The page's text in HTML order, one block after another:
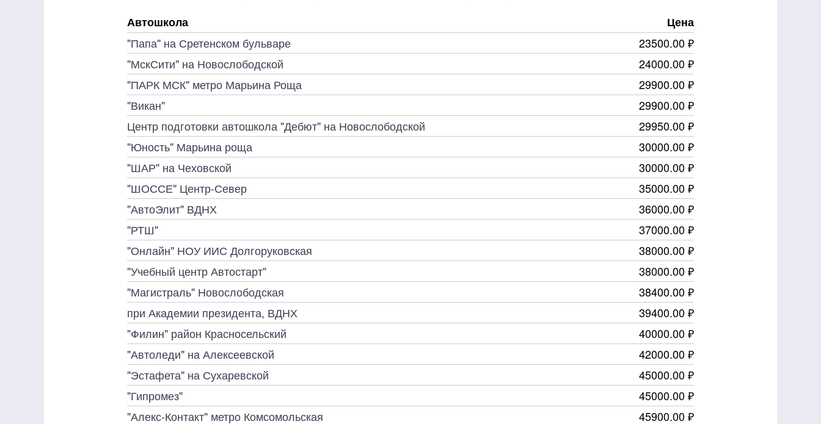
Автошкола
Цена
"Папа" на Сретенском бульваре
23500.00 ₽
"МскСити" на Новослободской
24000.00 ₽
"ПАРК МСК" метро Марьина Роща
29900.00 ₽
"Викан"
29900.00 ₽
Центр подготовки автошкола "Дебют" на Новослободской
29950.00 ₽
"Юность" Марьина роща
30000.00 ₽
"ШАР" на Чеховской
30000.00 ₽
"ШОССЕ" Центр-Север
35000.00 ₽
"АвтоЭлит" ВДНХ
36000.00 ₽
"РТШ"
37000.00 ₽
"Онлайн" НОУ ИИС Долгоруковская
38000.00 ₽
"Учебный центр Автостарт"
38000.00 ₽
"Магистраль" Новослободская
38400.00 ₽
при Академии президента, ВДНХ
39400.00 ₽
"Филин" район Красносельский
40000.00 ₽
"Автоледи" на Алексеевской
42000.00 ₽
"Эстафета" на Сухаревской
45000.00 ₽
"Гипромез"
45000.00 ₽
"Алекс-Контакт" метро Комсомольская
45900.00 ₽